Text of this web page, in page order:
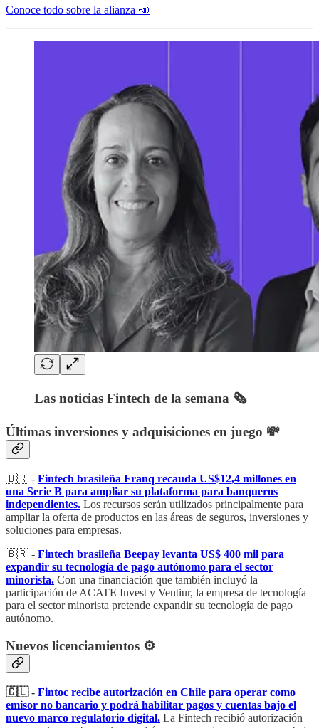
Conoce todo sobre la alianza 📣
Las noticias Fintech de la semana 🗞️
Últimas inversiones y adquisiciones en juego 💸
🇧🇷 - Fintech brasileña Franq recauda US$12,4 millones en
una Serie B para ampliar su plataforma para banqueros
independientes. Los recursos serán utilizados principalmente para
ampliar la oferta de productos en las áreas de seguros, inversiones y
soluciones para empresas.
🇧🇷 - Fintech brasileña Beepay levanta US$ 400 mil para
expandir su tecnología de pago autónomo para el sector
minorista. Con una financiación que también incluyó la
participación de ACATE Invest y Ventiur, la empresa de tecnología
para el sector minorista pretende expandir su tecnología de pago
autónomo.
Nuevos licenciamientos ⚙️
🇨🇱 - Fintoc recibe autorización en Chile para operar como
emisor no bancario y podrá habilitar pagos y cuentas bajo el
nuevo marco regulatorio digital. La Fintech recibió autorización